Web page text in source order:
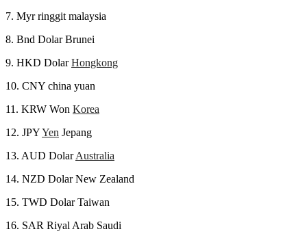
7. Myr ringgit malaysia
8. Bnd Dolar Brunei
9. HKD DolarHongkong
10. CNY china yuan
11. KRW Won Korea
12. JPYYen Jepang
13. AUD DolarAustralia
14. NZD Dolar New Zealand
15. TWD Dolar Taiwan
16. SAR Riyal Arab Saudi